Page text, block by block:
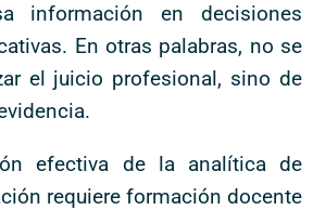
información en decisiones
En otras palabras, no se
el juicio profesional, sino de
efectiva de la analítica de
requiere formación docente